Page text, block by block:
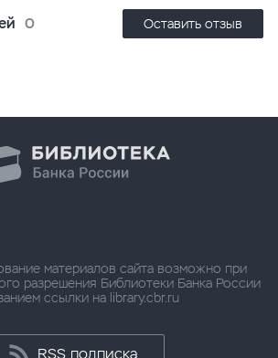
0 Оставить отзыв
материалов сайта возможно при
разрешения Библиотеки Банка России
ссылки на library.cbr.ru
RSS подписка